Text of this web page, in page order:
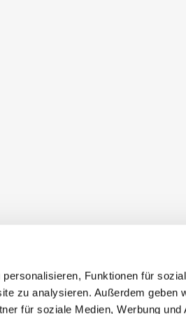
Funktionen für
zu analysieren. Außerdem geben
für soziale Medien, Werbung und